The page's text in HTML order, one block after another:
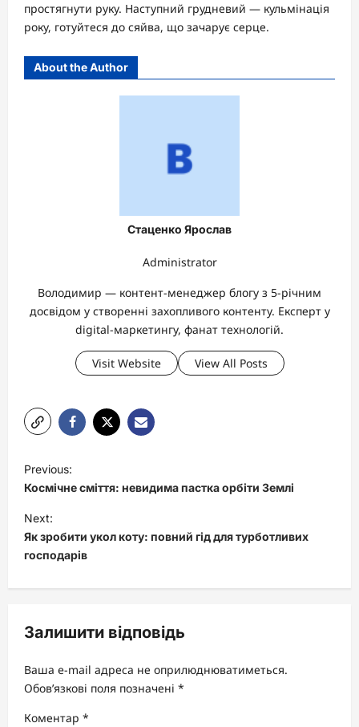
простягнути руку. Наступний грудневий — кульмінація
року, готуйтеся до сяйва, що зачарує серце.
About the Author
Стаценко Ярослав
Administrator
Володимир — контент-менеджер блогу з 5-річним
досвідом у створенні захопливого контенту. Експерт у
digital-маркетингу, фанат технологій.
Visit Website View All Posts
o
s
t
n
a
i
a
Previous:
Космічне сміття: невидима пастка орбіти Землі
Next:
Як зробити укол коту: повний гід для турботливих
господарів
Залишити відповідь
Ваша e-mail адреса не оприлюднюватиметься.
Обов’язкові поля позначені *
Коментар *